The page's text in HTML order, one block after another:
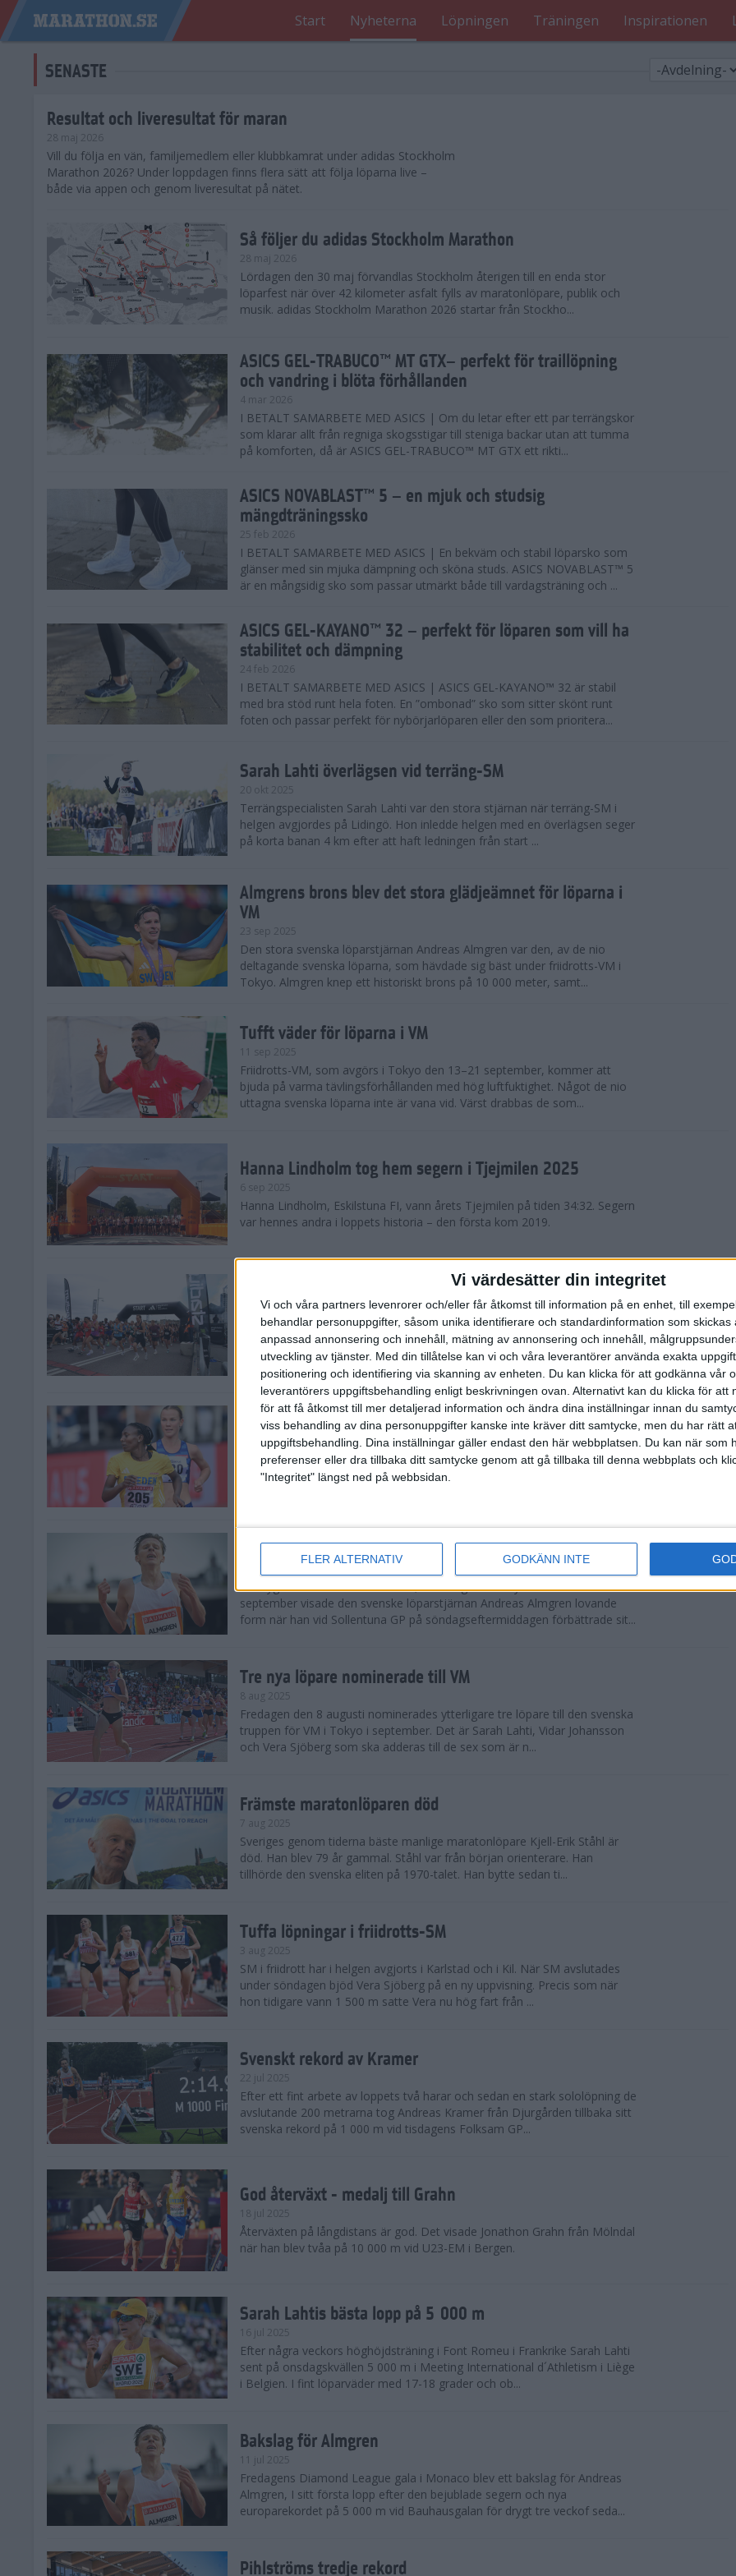
Vi värdesätter din integritet
Vi och våra partners levenrorer och/eller får åtkomst till information på en enhet, till
behandlar personuppgifter, såsom unika identifierare och standardinformation som skickas
anpassad annonsering och innehåll, mätning av annonsering och innehåll,
utveckling av tjänster. Med din tillåtelse kan vi och våra leverantörer använda exakta
positionering och identifiering via skanning av enheten. Du kan klicka för att godkänna vår
leverantörers uppgiftsbehandling enligt beskrivningen ovan. Alternativt kan du klicka för att
för att få åtkomst till mer detaljerad information och ändra dina inställningar innan du
viss behandling av dina personuppgifter kanske inte kräver ditt samtycke, men du har rätt
uppgiftsbehandling. Dina inställningar gäller endast den här webbplatsen. Du kan när som
preferenser eller dra tillbaka ditt samtycke genom att gå tillbaka till denna webbplats och
"Integritet" längst ned på webbsidan.
FLER ALTERNATIV GODKÄNN INTE
Start Nyheterna Löpningen Träningen Inspirationen
SENASTE
Resultat och liveresultat för maran
28 maj 2026
​Vill du följa en vän, familjemedlem eller klubbkamrat under adidas Stockholm
Marathon 2026? Under loppdagen finns flera sätt att följa löparna live –
både via appen och genom liveresultat på nätet.
Så följer du adidas Stockholm Marathon
28 maj 2026
Lördagen den 30 maj förvandlas Stockholm återigen till en enda stor
löparfest när över 42 kilometer asfalt fylls av maratonlöpare, publik och
musik. adidas Stockholm Marathon 2026 startar från Stockho...
ASICS GEL-TRABUCO™ MT GTX– perfekt för traillöpning
och vandring i blöta förhållanden
4 mar 2026
I BETALT SAMARBETE MED ASICS | Om du letar efter ett par terrängskor
som klarar allt från regniga skogsstigar till steniga backar utan att tumma
på komforten, då är ASICS GEL-TRABUCO™ MT GTX ett rikti...
ASICS NOVABLAST™ 5 – en mjuk och studsig
mängdträningssko
25 feb 2026
I BETALT SAMARBETE MED ASICS | En bekväm och stabil löparsko som
glänser med sin mjuka dämpning och sköna studs. ASICS NOVABLAST™ 5
är en mångsidig sko som passar utmärkt både till vardagsträning och ...
ASICS GEL-KAYANO™ 32 – perfekt för löparen som vill ha
stabilitet och dämpning
24 feb 2026
I BETALT SAMARBETE MED ASICS | ASICS GEL-KAYANO™ 32 är stabil
med bra stöd runt hela foten. En ”ombonad” sko som sitter skönt runt
foten och passar perfekt för nybörjarlöparen eller den som prioritera...
Sarah Lahti överlägsen vid terräng-SM
20 okt 2025
Terrängspecialisten Sarah Lahti var den stora stjärnan när terräng-SM i
helgen avgjordes på Lidingö. Hon inledde helgen med en överlägsen seger
på korta banan 4 km efter att haft ledningen från start ...
Almgrens brons blev det stora glädjeämnet för löparna i
VM
23 sep 2025
Den stora svenska löparstjärnan Andreas Almgren var den, av de nio
deltagande svenska löparna, som hävdade sig bäst under friidrotts-VM i
Tokyo. Almgren knep ett historiskt brons på 10 000 meter, samt...
Tufft väder för löparna i VM
11 sep 2025
Friidrotts-VM, som avgörs i Tokyo den 13–21 september, kommer att
bjuda på varma tävlingsförhållanden med hög luftfuktighet. Något de nio
uttagna svenska löparna inte är vana vid. Värst drabbas de som...
Hanna Lindholm tog hem segern i Tjejmilen 2025
6 sep 2025
Hanna Lindholm, Eskilstuna FI, vann årets Tjejmilen på tiden 34:32. Segern
var hennes andra i loppets historia – den första kom 2019.
Snabbaste segertiden på 12 år i rekordstort adidas
Stockholm Halvmaraton
30 aug 2025
Ett slutsålt och rekordstort adidas Stockholm Halvmaraton avgjordes i
nästintill perfekt löparväder. 18 grader, mulet och väldigt lite vind. Totalt
var 19,866 löpare anmälda, varav 15,807 kom till sta...
Löparna viktiga när Sverige vann Finnkampen
26 aug 2025
Den hundrade upplagan av Finnkampen, världens äldsta och största
landskamp i friidrott, avgjordes inför fullsatta läktare på Stockholms
Svenskt rekord när Almgren testade VM-formen
En dryg månad före friidrotts-VM, som avgörs i Tokyo den 13-21
september visade den svenske löparstjärnan Andreas Almgren lovande
form när han vid Sollentuna GP på söndagseftermiddagen förbättrade sit...
Tre nya löpare nominerade till VM
8 aug 2025
Fredagen den 8 augusti nominerades ytterligare tre löpare till den svenska
truppen för VM i Tokyo i september. Det är Sarah Lahti, Vidar Johansson
och Vera Sjöberg som ska adderas till de sex som är n...
Främste maratonlöparen död
7 aug 2025
Sveriges genom tiderna bäste manlige maratonlöpare Kjell-Erik Ståhl är
död. Han blev 79 år gammal. Ståhl var från början orienterare. Han
tillhörde den svenska eliten på 1970-talet. Han bytte sedan ti...
Tuffa löpningar i friidrotts-SM
3 aug 2025
SM i friidrott har i helgen avgjorts i Karlstad och i Kil. När SM avslutades
under söndagen bjöd Vera Sjöberg på en ny uppvisning. Precis som när
hon tidigare vann 1 500 m satte Vera nu hög fart från ...
Svenskt rekord av Kramer
22 jul 2025
Efter ett fint arbete av loppets två harar och sedan en stark sololöpning de
avslutande 200 metrarna tog Andreas Kramer från Djurgården tillbaka sitt
svenska rekord på 1 000 m vid tisdagens Folksam GP...
God återväxt - medalj till Grahn
18 jul 2025
Återväxten på långdistans är god. Det visade Jonathon Grahn från Mölndal
när han blev tvåa på 10 000 m vid U23-EM i Bergen.
Sarah Lahtis bästa lopp på 5 000 m
16 jul 2025
Efter några veckors höghöjdsträning i Font Romeu i Frankrike Sarah Lahti
sent på onsdagskvällen 5 000 m i Meeting International d´Athletism i Liège
i Belgien. I fint löparväder med 17-18 grader och ob...
Bakslag för Almgren
11 jul 2025
Fredagens Diamond League gala i Monaco blev ett bakslag för Andreas
Almgren, I sitt första lopp efter den bejublade segern och nya
europarekordet på 5 000 m vid Bauhausgalan för drygt tre veckof seda...
Pihlströms tredje rekord